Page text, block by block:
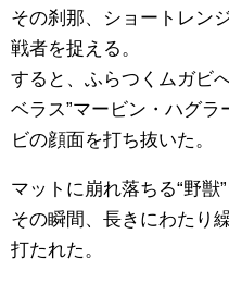
その刹那、ショートレン
戦者を捉える。
すると、ふらつくムガビ
ベラス”マービン・ハグ
ビの顔面を打ち抜いた。
マットに崩れ落ちる“野獣
その瞬間、長きにわたり
打たれた。